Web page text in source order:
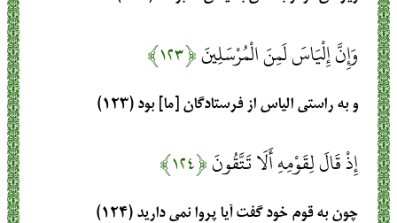
وَإِنَّ إِلْيَاسَ لَمِنَ الْمُرْسَلِينَ﴿۱۲۳﴾
و به راستى الياس از فرستادگان [ما] بود (۱۲۳)
إِذْ قَالَ لِقَوْمِهِ أَلَا تَتَّقُونَ﴿۱۲۴﴾
چون به قوم خود گفت آيا پروا نمى داريد (۱۲۴)